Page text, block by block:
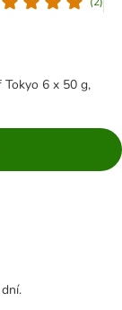
Tokyo 6 x 50 g,